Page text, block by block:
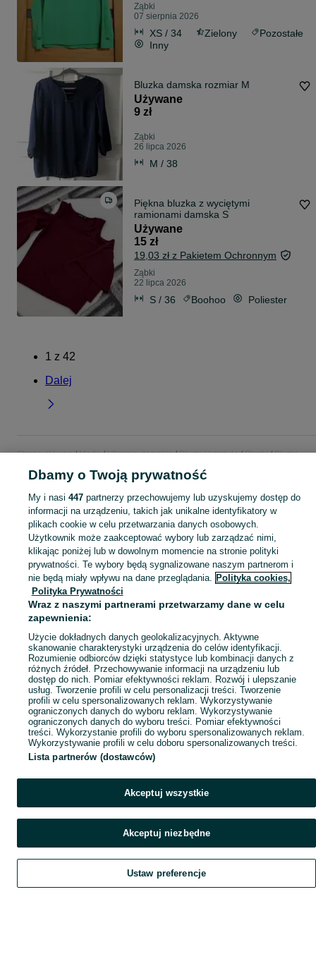
Ząbki
07 sierpnia 2026
XS / 34 Zielony
Pozostałe
Inny
Bluzka damska rozmiar M
Używane
9 zł
Ząbki
26 lipca 2026
M / 38
Piękna bluzka z wyciętymi
ramionami damska S
Używane
15 zł
19,03 zł z Pakietem Ochronnym
Ząbki
22 lipca 2026
S / 36 Boohoo Poliester
1 z 42
Dalej
Strona główna Moda Ubrania damskie Bluzki i koszule Bluzki
Bluzki -
KATEGORIA
Szeroki wybór bluzek damskich Ząbki ▶️ Różne materiały i kolory ✅ Nowe i używane w atrakcyjnych cenach ✌ Sprawdź oferty na OLX.pl! Zobacz
Mapa kategorii
Mapa miejscowości
Mapa ministron
Popularne wyszukiwania
Szukaj Obserwujesz Dodaj Czat Konto
Dbamy o Twoją prywatność
My i nasi 447partnerzy przechowujemy lub uzyskujemy dostęp do
informacji na urządzeniu, takich jak unikalne identyfikatory w
plikach cookie w celu przetwarzania danych osobowych.
Użytkownik może zaakceptować wybory lub zarządzać nimi,
klikając poniżej lub w dowolnym momencie na stronie polityki
prywatności. Te wybory będą sygnalizowane naszym partnerom i
nie będą miały wpływu na dane przeglądania. Polityka cookies,
Polityka Prywatności
Wraz z naszymi partnerami przetwarzamy dane w celu
zapewnienia:
Użycie dokładnych danych geolokalizacyjnych. Aktywne
skanowanie charakterystyki urządzenia do celów identyfikacji.
Rozumienie odbiorców dzięki statystyce lub kombinacji danych z
różnych źródeł. Przechowywanie informacji na urządzeniu lub
dostęp do nich. Pomiar efektywności reklam. Rozwój i ulepszanie
usług. Tworzenie profili w celu personalizacji treści. Tworzenie
profili w celu spersonalizowanych reklam. Wykorzystywanie
ograniczonych danych do wyboru reklam. Wykorzystywanie
ograniczonych danych do wyboru treści. Pomiar efektywności
treści. Wykorzystanie profili do wyboru spersonalizowanych reklam.
Wykorzystywanie profili w celu doboru spersonalizowanych treści.
Lista partnerów (dostawców)
Akceptuj wszystkie
Akceptuj niezbędne
Ustaw preferencje